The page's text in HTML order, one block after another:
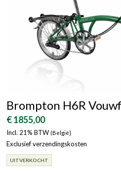
Brompton H6R
€ 1855,00
Incl. 21% BTW (België}
Exclusief verzendingskosten
UITVERKOCHT